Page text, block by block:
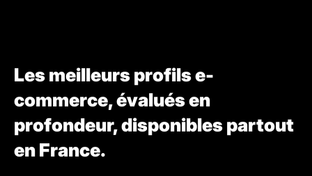
Les meilleurs profils e-
commerce, évalués en
profondeur, disponibles partout
en France.